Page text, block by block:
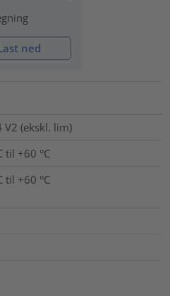
ned
V2 (ekskl. lim)
til +60 °C
til +60 °C